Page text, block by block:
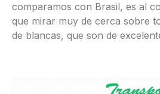
comparamos con Brasil, es al
que mirar muy de cerca sobre
de blancas, que son de